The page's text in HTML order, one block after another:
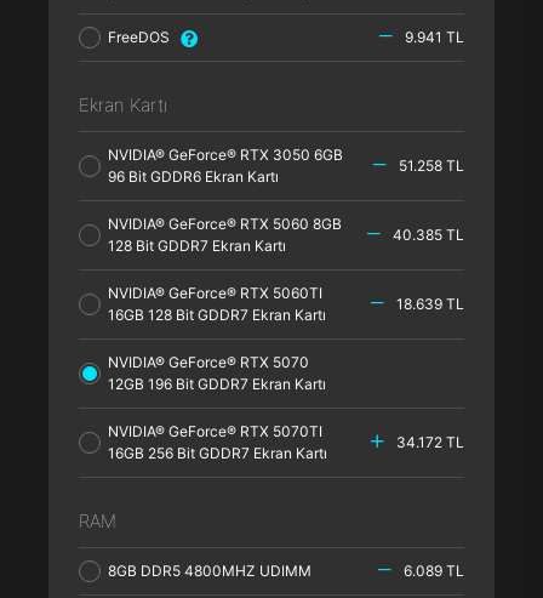
FreeDOS 9.941 TL
Ekran Kartı
NVIDIA® GeForce® RTX 3050 6GB
96 Bit GDDR6 Ekran Kartı
51.258 TL
NVIDIA® GeForce® RTX 5060 8GB
128 Bit GDDR7 Ekran Kartı
40.385 TL
NVIDIA® GeForce® RTX 5060TI
16GB 128 Bit GDDR7 Ekran Kartı
18.639 TL
NVIDIA® GeForce® RTX 5070
12GB 196 Bit GDDR7 Ekran Kartı
NVIDIA® GeForce® RTX 5070TI
16GB 256 Bit GDDR7 Ekran Kartı
34.172 TL
RAM
8GB DDR5 4800MHZ UDIMM 6.089 TL